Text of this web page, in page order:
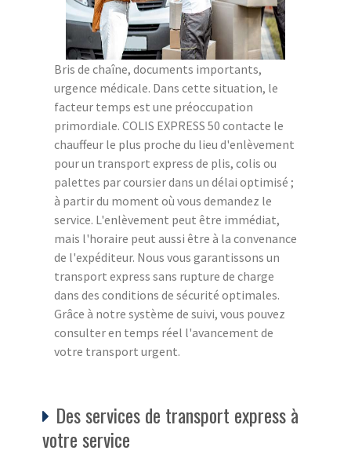
Bris de chaîne, documents importants,
urgence médicale. Dans cette situation, le
facteur temps est une préoccupation
primordiale. COLIS EXPRESS 50 contacte le
chauffeur le plus proche du lieu d'enlèvement
pour un transport express de plis, colis ou
palettes par coursier dans un délai optimisé ;
à partir du moment où vous demandez le
service. L'enlèvement peut être immédiat,
mais l'horaire peut aussi être à la convenance
de l'expéditeur. Nous vous garantissons un
transport express sans rupture de charge
dans des conditions de sécurité optimales.
Grâce à notre système de suivi, vous pouvez
consulter en temps réel l'avancement de
votre transport urgent.
Des services de transport express à
votre service